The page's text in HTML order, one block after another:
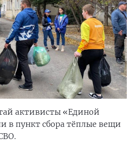
активисты «Единой
в пункт сбора тёплые вещи